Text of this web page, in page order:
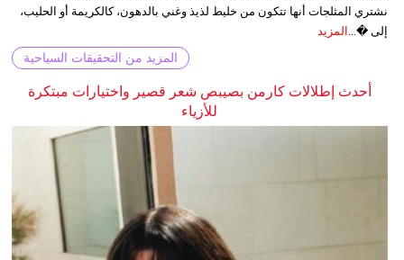
نشتري المثلجات أنها تتكون من خليط لذيذ وغني بالدهون، كالكريمة أو الحليب،
إلى �... المزيد
المزيد من التحقيقات السياحية
أحدث إطلالات كارمن بصيبص شعر قصير واختيارات مبتكرة
للأزياء